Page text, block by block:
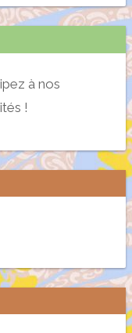
à nos
!